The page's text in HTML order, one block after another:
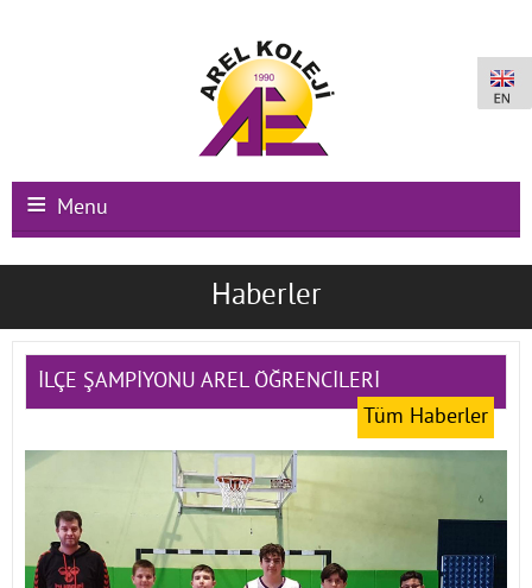
Menu
Ana Sayfa
Okullarımız
Kampüs Olanakları
Kayıt-Kabul
İletişim
Haberler
İLÇE ŞAMPİYONU AREL ÖĞRENCİLERİ
Tüm Haberler